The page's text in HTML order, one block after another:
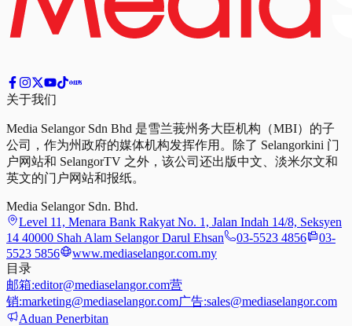
关于我们
Media Selangor Sdn Bhd 是雪兰莪州务大臣机构（MBI）的子
公司，作为州政府的媒体机构发挥作用。除了 Selangorkini 门
户网站和 SelangorTV 之外，该公司还出版中文、淡米尔文和
英文的门户网站和报纸。
Media Selangor Sdn. Bhd.
Level 11, Menara Bank Rakyat No. 1, Jalan Indah 14/8, Seksyen
14 40000 Shah Alam Selangor Darul Ehsan
03-5523 4856
03-
5523 5856
www.mediaselangor.com.my
目录
邮箱:editor@mediaselangor.com营
销:marketing@mediaselangor.com广告:sales@mediaselangor.com
Aduan Penerbitan